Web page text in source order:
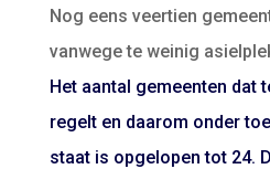
Nog eens veertien
vanwege te weinig
Het aantal gemeenten dat
regelt en daarom onder
staat is opgelopen tot 24.